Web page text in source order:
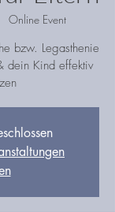
Online Event
bzw. Legasthenie
dein Kind effektiv